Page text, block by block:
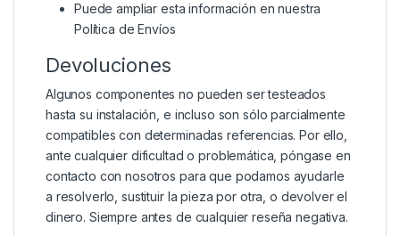
Puede ampliar esta información en nuestra
Política de Envíos
Devoluciones
Algunos componentes no pueden ser testeados
hasta su instalación, e incluso son sólo parcialmente
compatibles con determinadas referencias. Por ello,
ante cualquier dificultad o problemática, póngase en
contacto con nosotros para que podamos ayudarle
a resolverlo, sustituir la pieza por otra, o devolver el
dinero. Siempre antes de cualquier reseña negativa.